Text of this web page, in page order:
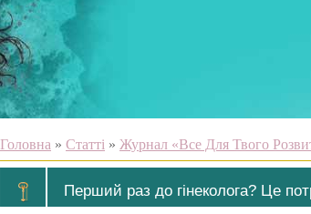
Головна » Статті » Журнал «Все Для Твого
Перший раз до гінеколога? Це